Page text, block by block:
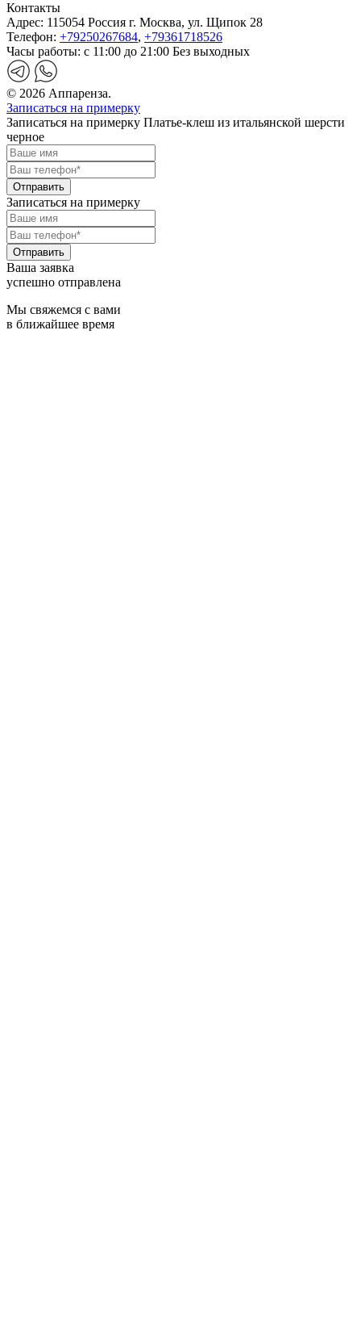
Контакты
Адрес: 115054 Россия г. Москва, ул. Щипок 28
Телефон: +79250267684, +79361718526
Часы работы: с 11:00 до 21:00 Без выходных
© 2026 Аппаренза.
Записаться на примерку
Записаться на примерку Платье-клеш из итальянской шерсти
черное
Записаться на примерку
Ваша заявка
успешно отправлена
Мы свяжемся с вами
в ближайшее время